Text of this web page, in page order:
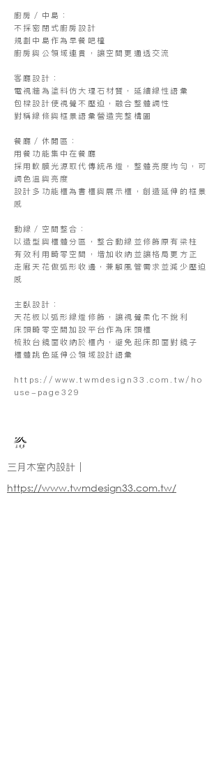
廚房／中島：
不採密閉式廚房設計
規劃中島作為早餐吧檯
廚房與公領域連貫，讓空間更通透交流
客廳設計：
電視牆為塗料仿大理石材質，延續線性語彙
包樑設計使視覺不壓迫，融合整體調性
對稱線條與框景語彙營造完整構圖
餐廳／休閒區：
用餐功能集中在餐廳
採用軟膜光源取代傳統吊燈，整體亮度均勻，可
調色溫與亮度
設計多功能櫃為書櫃與展示櫃，創造延伸的框景
感
動線／空間整合：
以造型與櫃體分區，整合動線並修飾原有梁柱
有效利用畸零空間，增加收納並讓格局更方正
走廊天花做弧形收邊，兼顧風管需求並減少壓迫
感
主臥設計：
天花板以弧形線燈修飾，讓視覺柔化不銳利
床頭畸零空間加設平台作為床頭櫃
梳妝台鏡面收納於櫃內，避免起床即面對鏡子
櫃體跳色延伸公領域設計語彙
https://www.twmdesign33.com.tw/ho
use-page329
三月木室內設計｜
https://www.twmdesign33.com.tw/